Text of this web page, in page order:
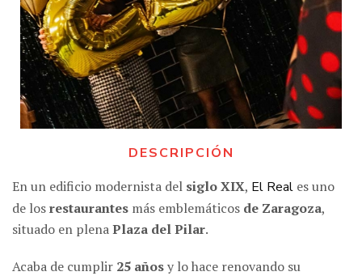
DESCRIPCIÓN
En un edificio modernista del siglo XIX, El Real es uno
de losrestaurantes más emblemáticos de Zaragoza,
situado en plenaPlaza del Pilar.
Acaba de cumplir 25 añosy lo hace renovando su